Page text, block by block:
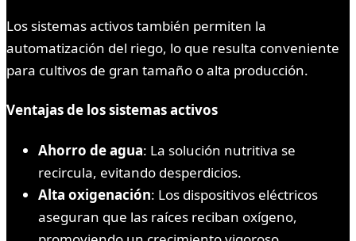
Los sistemas activos también permiten la
automatización del riego, lo que resulta conveniente
para cultivos de gran tamaño o alta producción.
Ventajas de los sistemas activos
Ahorro de agua: La solución nutritiva se
recircula, evitando desperdicios.
Alta oxigenación: Los dispositivos eléctricos
aseguran que las raíces reciban oxígeno,